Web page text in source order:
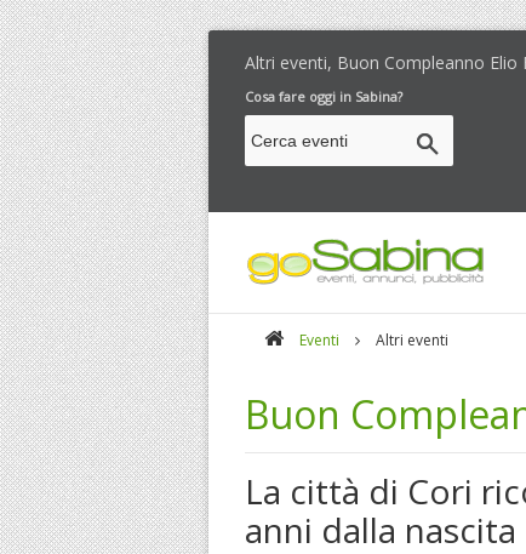
Altri eventi, Buon Compleanno Elio
Cosa fare oggi in Sabina?
Eventi Altri eventi
Buon
La città di Cori
anni dalla nascita